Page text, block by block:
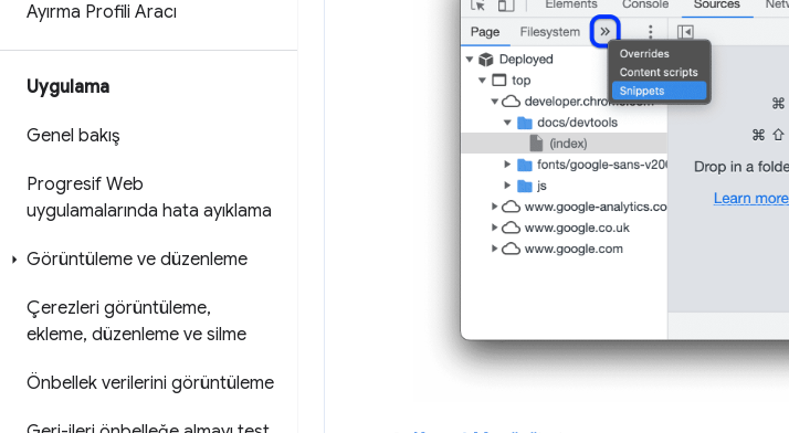
Ayırma Profili Aracı
Uygulama
Genel bakış
Progresif Web
uygulamalarında hata ayıklama
Görüntüleme ve düzenleme
Çerezleri görüntüleme,
ekleme, düzenleme ve silme
Önbellek verilerini görüntüleme